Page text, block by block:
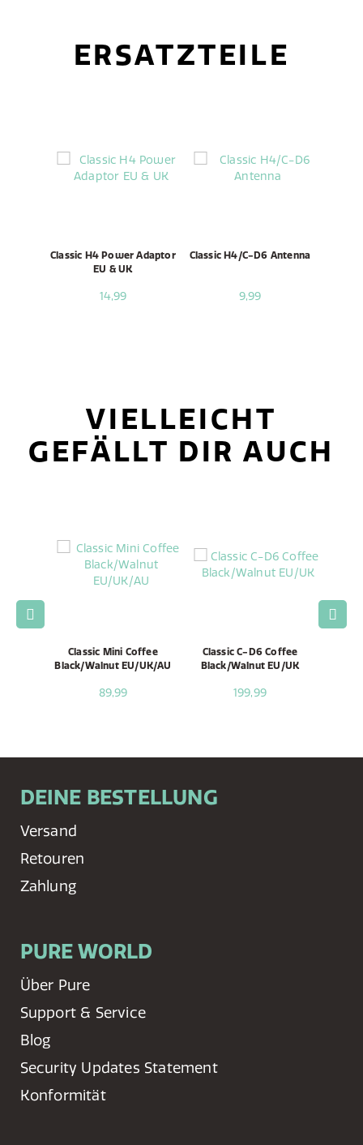
ERSATZTEILE
Classic H4 Power Adaptor
EU & UK
14,99
Classic H4/C-D6 Antenna
9,99
VIELLEICHT
GEFÄLLT DIR AUCH
Classic Mini Coffee
Black/Walnut EU/UK/AU
89,99
Classic C-D6 Coffee
Black/Walnut EU/UK
199,99
DEINE BESTELLUNG
Versand
Retouren
Zahlung
PURE WORLD
Über Pure
Support & Service
Blog
Security Updates Statement
Konformität